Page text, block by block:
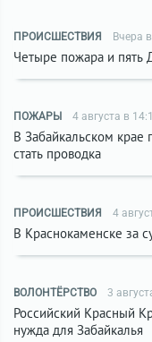
ПРОИСШЕСТВИЯ Вчера
Четыре пожара и пять
ПОЖАРЫ 4 августа в
В Забайкальском
стать проводка
ПРОИСШЕСТВИЯ 4
В Краснокаменске за
ВОЛОНТЁРСТВО 3
Российский Красный
нужда для Забайкалья